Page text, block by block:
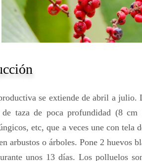
se extiende de abril a julio.
taza de poca profundidad (8
etc, que a veces une con tela
arbustos o árboles. Pone 2 huevos
unos 13 días. Los polluelos